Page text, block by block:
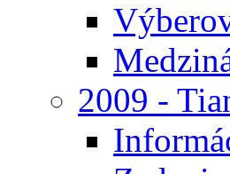
2009 -